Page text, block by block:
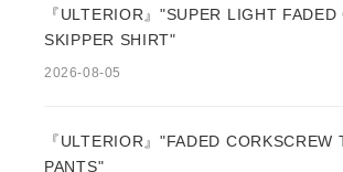
『ULTERIOR』"SUPER LIGHT FADED
SKIPPER SHIRT"
2026-08-05
『ULTERIOR』"FADED CORKSCREW
PANTS"